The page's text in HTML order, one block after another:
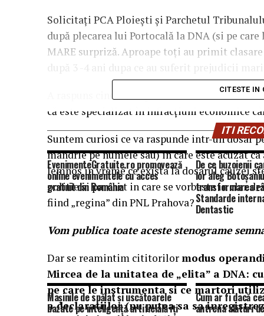
Solicitați PCA Ploiești și Parchetul
după plecarea lui Portocală la DNA (si pe
MARE surpriză. Aproape toți au primit
A raspuns cineva, răspunde cineva? L-a
că este specializat în infracțiuni economice
Suntem curiosi ce va raspunde intr-un dosar
mandrie pe numele sau) in care este acuzat
lemnos in vreme ce exista la dosarul cauzei
politie si parchet in care se vorbeste in clar
fiind „regina” din PNL Prahova?
Vom publica toate aceste stenograme
Dar se reamintim cititorilormodus
Mircea de la unitatea de „elita” a DNA:
pe care le instrumenta si ce martori
a declaratiilor (nu putea sa sa
CITESTE IN
ITI
EvenimenteGratuite.ro promovează
online evenimentele cu acces
gratuit din România
De ce buzoienii
lor aleg
transformarea
Standarde
Dentastic
Mașinile de spălat și uscătoarele
bazate pe inteligență artificială îți
Cum ar fi dacă
antrena alături